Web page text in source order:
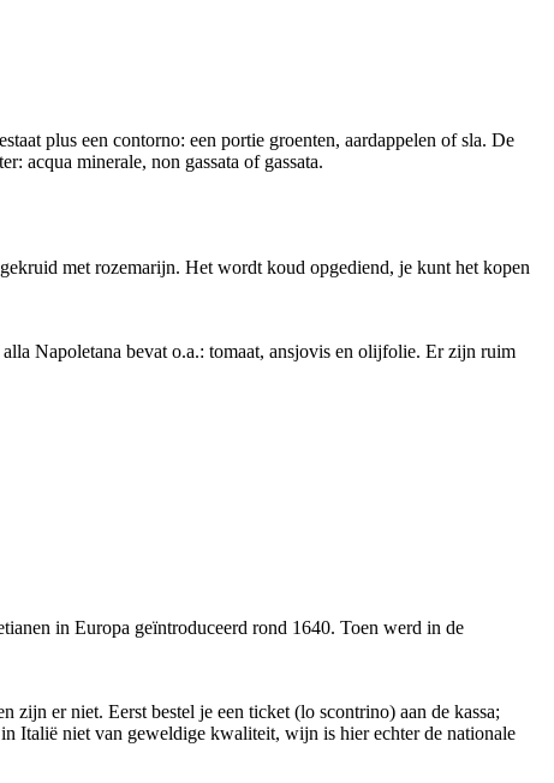
plus een contorno: een portie groenten, aardappelen of sla. De
acqua minerale, non gassata of gassata.
met rozemarijn. Het wordt koud opgediend, je kunt het kopen
Napoletana bevat o.a.: tomaat, ansjovis en olijfolie. Er zijn ruim
in Europa geïntroduceerd rond 1640. Toen werd in de
zijn er niet. Eerst bestel je een ticket (lo scontrino) aan de kassa;
Italië niet van geweldige kwaliteit, wijn is hier echter de nationale